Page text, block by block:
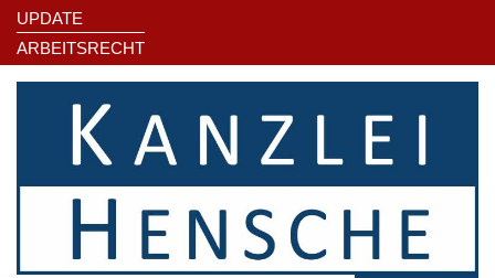
UPDATE
ARBEITSRECHT